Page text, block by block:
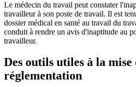
Le médecin du travail peut constater
travailleur à son poste de travail. Il est
dossier médical en santé au travail du
conduit à rendre un avis d'inaptitude au
travailleur.
Des outils utiles à la
réglementation